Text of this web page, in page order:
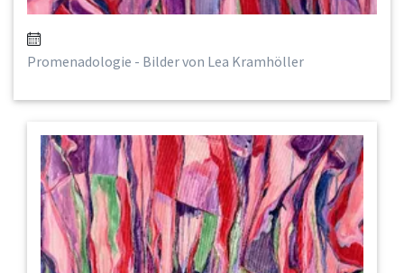
Promenadologie - Bilder von Lea Kramhöller